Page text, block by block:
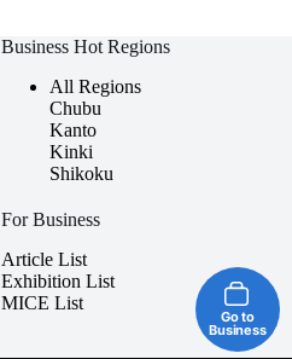
Go to
Business
Business Hot Regions
All Regions
Chubu
Kanto
Kinki
Shikoku
For Business
Article List
Exhibition List
MICE List